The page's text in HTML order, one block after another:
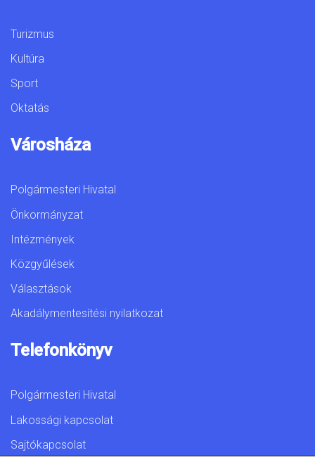
Turizmus
Kultúra
Sport
Oktatás
Városháza
Polgármesteri Hivatal
Önkormányzat
Intézmények
Közgyűlések
Választások
Akadálymentesítési nyilatkozat
Telefonkönyv
Polgármesteri Hivatal
Lakossági kapcsolat
Sajtókapcsolat